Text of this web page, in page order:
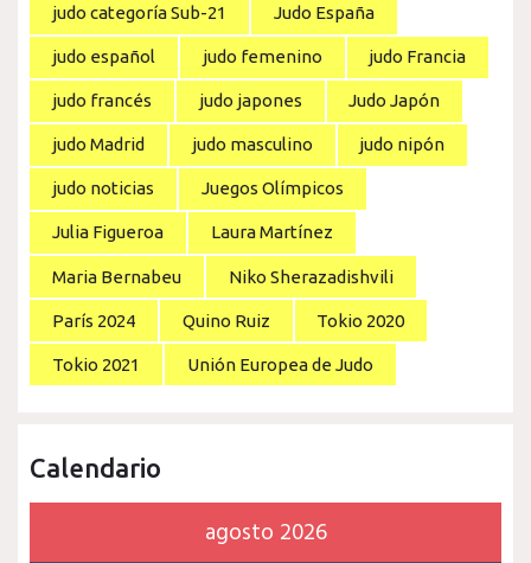
judo categoría Sub-21 Judo España
judo español judo femenino judo Francia
judo francés judo japones Judo Japón
judo Madrid judo masculino judo nipón
judo noticias Juegos Olímpicos
Julia Figueroa Laura Martínez
Maria Bernabeu Niko Sherazadishvili
París 2024 Quino Ruiz Tokio 2020
Tokio 2021 Unión Europea de Judo
Calendario
agosto 2026